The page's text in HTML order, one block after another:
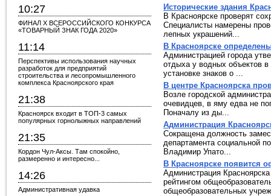
10:27
ФИНАЛ X ВСЕРОССИЙСКОГО КОНКУРСА
«ТОВАРНЫЙ ЗНАК ГОДА 2020»
11:14
Перспективы использования научных
разработок для предприятий
строительства и лесопромышленного
комплекса Красноярского края
21:38
Красноярск входит в ТОП-3 самых
популярных горнолыжных направлений
21:35
Кордон Чул-Аксы. Там спокойно,
размеренно и интересно...
14:26
Административная удавка
Исторические здания
В Красноярске проверят
Специалисты намерены
лепных украшений...
В Красноярске
Администрацией города
отдыха у водных объектов в
установке знаков о ...
В центре Красноярска
Возле городской
очевидцев, в яму едва не
Поначалу из ды...
Администрация
Сокращена должность
департамента социальной
Владимир Упато...
В Красноярске появится
Администрация
рейтингом
общеобразовательных